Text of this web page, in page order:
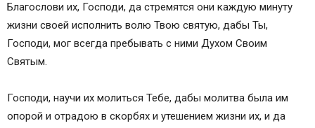
Благослови их, Господи, да стремятся они каждую минуту
жизни своей исполнить волю Твою святую, дабы Ты,
Господи, мог всегда пребывать с ними Духом Своим
Святым.
Господи, научи их молиться Тебе, дабы молитва была им
опорой и отрадою в скорбях и утешением жизни их, и да